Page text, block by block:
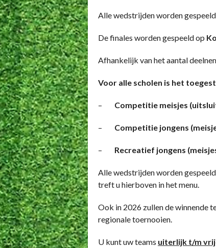
Alle wedstrijden worden
De finales worden gespeeld op
Afhankelijk van het aantal
Voor alle scholen is het
– Competitie meisjes
– Competitie jongens
– Recreatief jongens
Alle wedstrijden worden
treft u hierboven in het menu.
Ook in 2026 zullen de winnende
regionale toernooien.
U kunt uw teams uiterlijk t/m